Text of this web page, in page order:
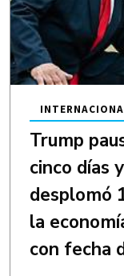
Trump
cinco días
desplomó
la
con fecha